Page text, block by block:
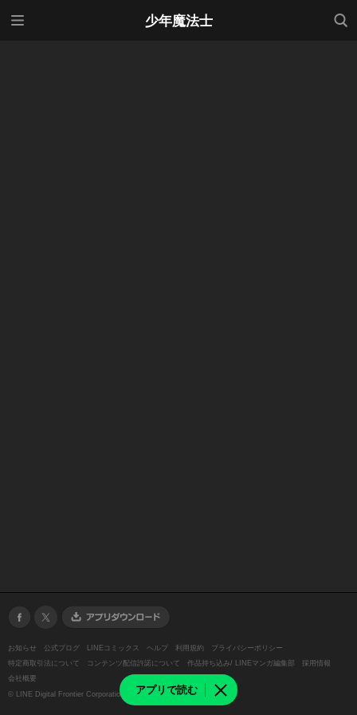
少年魔法士
検索
アプリで読む
お知らせ 公式ブログ LINEコミックス ヘルプ 利用規約
プライバシーポリシー
特定商取引法について
コンテンツ配信許諾について 作品持ち込み/ LINEマンガ編集部
採用情報
会社概要
© LINE Digital Frontier Corporation